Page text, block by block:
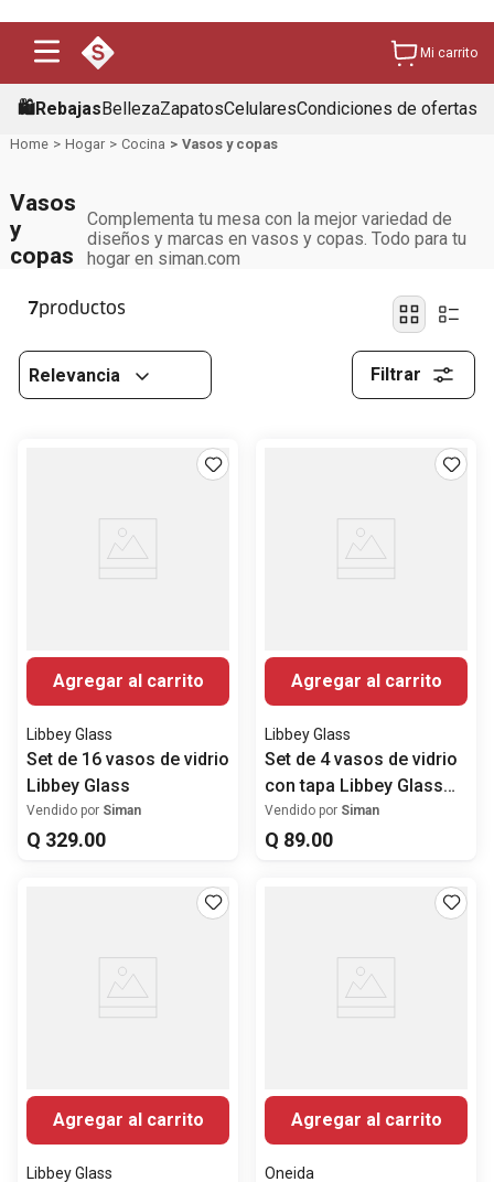
Mi carrito
🛍️RebajasBellezaZapatosCelularesCondiciones de ofertas
Hogar Cocina Vasos y copas
Vasos
y
copas
Complementa tu mesa con la mejor variedad de
diseños y marcas en vasos y copas. Todo para tu
hogar en siman.com
7
Relevancia Filtrar
Agregar al carrito
Libbey Glass
Set de 16 vasos de vidrio
Libbey Glass
Vendido por Siman
Q 329.00
Agregar al carrito
Libbey Glass
Set de 4 vasos de vidrio
con tapa Libbey Glass
570 ml
Vendido por Siman
Q 89.00
Agregar al carrito
Libbey Glass
Agregar al carrito
Oneida